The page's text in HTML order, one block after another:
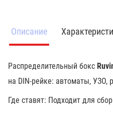
Описание
Распределительный бокс
на DIN-рейке: автоматы, УЗО,
Где ставят: Подходит для